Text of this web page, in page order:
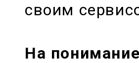
своим
На